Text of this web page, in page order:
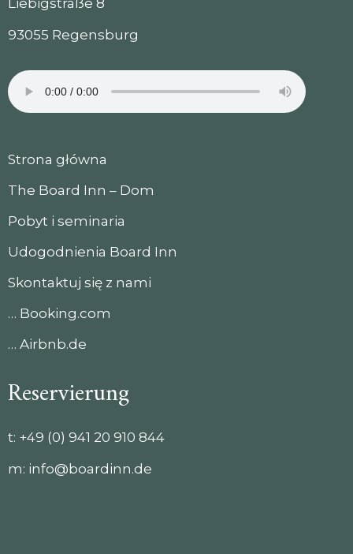
93055 Regensburg
Strona główna
The Board Inn – Dom
Pobyt i seminaria
Udogodnienia Board Inn
Skontaktuj się z nami
… Booking.com
… Airbnb.de
Reservierung
t: +49 (0) 941 20 910 844
m: info@boardinn.de